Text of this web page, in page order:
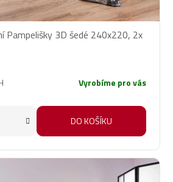
Pampelišky 3D šedé 240x220, 2x
Vyrobíme pro vás
DO KOŠÍKU